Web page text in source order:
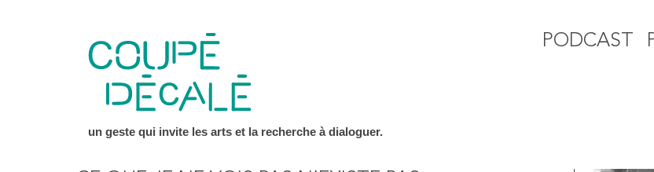
un geste qui invite les arts et la recherche à dialoguer.
PODCAST